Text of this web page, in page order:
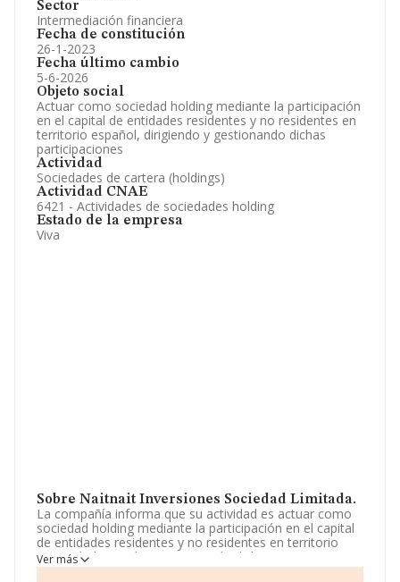
Sector
Intermediación financiera
Fecha de constitución
26-1-2023
Fecha último cambio
5-6-2026
Objeto social
Actuar como sociedad holding mediante la participación
en el capital de entidades residentes y no residentes en
territorio español, dirigiendo y gestionando dichas
participaciones
Actividad
Sociedades de cartera (holdings)
Actividad CNAE
6421 - Actividades de sociedades holding
Estado de la empresa
Viva
Sobre Naitnait Inversiones Sociedad Limitada.
La compañía informa que su actividad es actuar como
sociedad holding mediante la participación en el capital
de entidades residentes y no residentes en territorio
español, dirigiendo y gestionando dichas
participaciones. La empresa aparece inscrita en el
Ver más